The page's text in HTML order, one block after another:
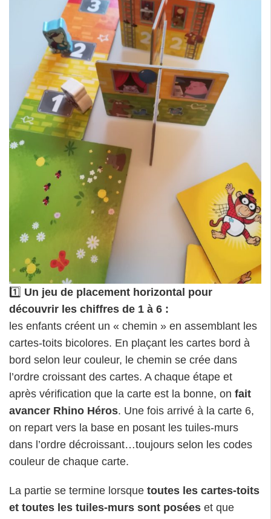
1️⃣ Un jeu de placement horizontal pour
découvrir les chiffres de 1 à 6 :
les enfants créent un « chemin » en assemblant les
cartes-toits bicolores. En plaçant les cartes bord à
bord selon leur couleur, le chemin se crée dans
l’ordre croissant des cartes. A chaque étape et
après vérification que la carte est la bonne, on fait
avancer Rhino Héros. Une fois arrivé à la carte 6,
on repart vers la base en posant les tuiles-murs
dans l’ordre décroissant…toujours selon les codes
couleur de chaque carte.
La partie se termine lorsque toutes les cartes-toits
et toutes les tuiles-murs sont posées et que